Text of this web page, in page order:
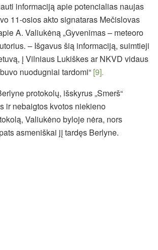
informaciją apie potencialias naujas
11-osios akto signataras Mečislovas
A. Valiukėną „Gyvenimas – meteoro
– Išgavus šią informaciją, suimtieji
į Vilniaus Lukiškes ar NKVD vidaus
nuodugniai tardomi“ [9].
protokolų, išskyrus „Smerš“
ir nebaigtos kvotos niekieno
Valiukėno byloje nėra, nors
asmeniškai jį tardęs Berlyne.